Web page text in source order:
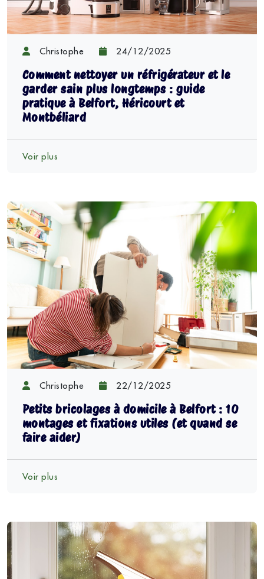
Christophe 24/12/2025
Comment nettoyer un réfrigérateur et le
garder sain plus longtemps : guide
pratique à Belfort, Héricourt et
Montbéliard
Voir plus
Christophe 22/12/2025
Petits bricolages à domicile à Belfort : 10
montages et fixations utiles (et quand se
faire aider)
Voir plus